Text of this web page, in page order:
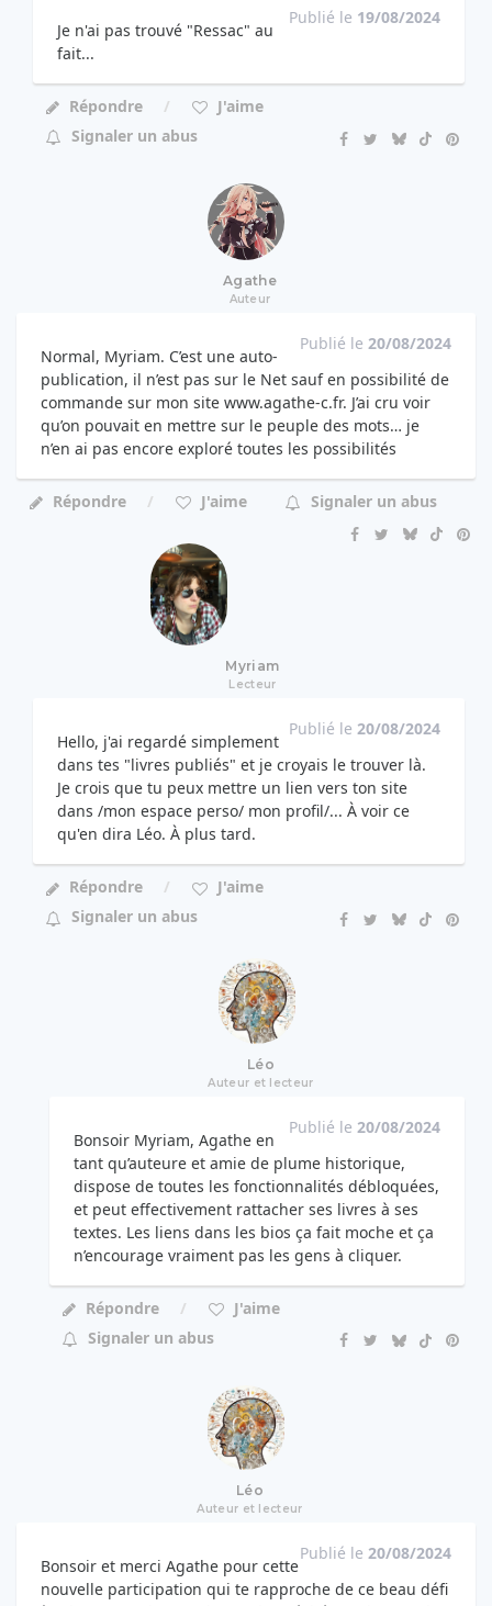
Publié le 19/08/2024
Je n'ai pas trouvé "Ressac" au
fait...
Répondre
J'aime
Signaler un abus
Agathe
Auteur
Publié le 20/08/2024
Normal, Myriam. C’est une auto-
publication, il n’est pas sur le Net sauf en possibilité de
commande sur mon site www.agathe-c.fr. J’ai cru voir
qu’on pouvait en mettre sur le peuple des mots… je
n’en ai pas encore exploré toutes les possibilités
Répondre J'aime Signaler un abus
Myriam
Lecteur
Publié le 20/08/2024
Hello, j'ai regardé simplement
dans tes "livres publiés" et je croyais le trouver là.
Je crois que tu peux mettre un lien vers ton site
dans /mon espace perso/ mon profil/... À voir ce
qu'en dira Léo. À plus tard.
Répondre
J'aime
Signaler un abus
Léo
Auteur et lecteur
Publié le 20/08/2024
Bonsoir Myriam, Agathe en
tant qu’auteure et amie de plume historique,
dispose de toutes les fonctionnalités débloquées,
et peut effectivement rattacher ses livres à ses
textes. Les liens dans les bios ça fait moche et ça
n’encourage vraiment pas les gens à cliquer.
Répondre
J'aime
Signaler un abus
Léo
Auteur et lecteur
Publié le 20/08/2024
Bonsoir et merci Agathe pour cette
nouvelle participation qui te rapproche de ce beau défi